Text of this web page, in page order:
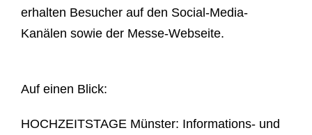
erhalten Besucher auf den Social-Media-
Kanälen sowie der Messe-Webseite.
Auf einen Blick:
HOCHZEITSTAGE Münster: Informations- und